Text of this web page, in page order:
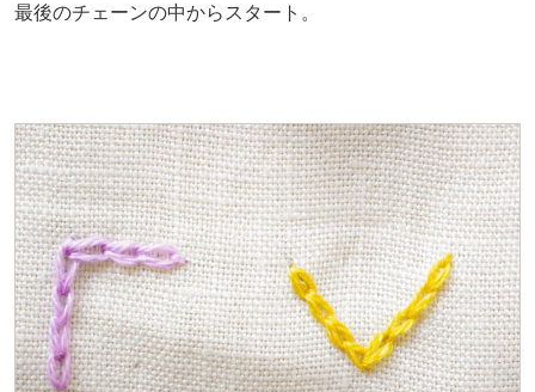
最後のチェーンの中からスタート。